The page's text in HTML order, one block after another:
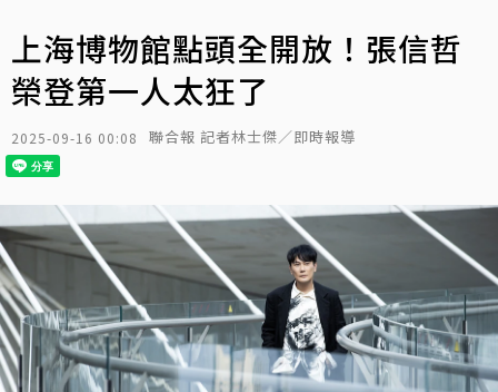
上海博物館點頭全開放！張信哲
榮登第一人太狂了
2025-09-16 00:08 聯合報 記者林士傑／即時報導